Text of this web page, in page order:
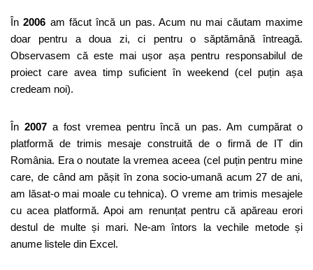
În2006 am făcut încă un pas. Acum nu mai căutam maxime
doar pentru a doua zi, ci pentru o săptămână întreagă.
Observasem că este mai ușor așa pentru responsabilul de
proiect care avea timp suficient în weekend (cel puțin așa
credeam noi).
În 2007a fost vremea pentru încă un pas. Am cumpărat o
platformă de trimis mesaje construită de o firmă de IT din
România. Era o noutate la vremea aceea (cel puțin pentru mine
care, de când am pășit în zona socio-umană acum 27 de ani,
am lăsat-o mai moale cu tehnica). O vreme am trimis mesajele
cu acea platformă. Apoi am renunțat pentru că apăreau erori
destul de multe și mari. Ne-am întors la vechile metode și
anume listele din Excel.